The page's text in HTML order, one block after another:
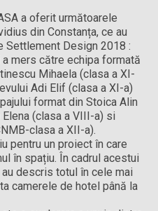
a oferit următoarele
din Constanța, ce au
Settlement Design 2018 :
mers către echipa formată
Mihaela (clasa a XI-
Adi Elif (clasa a XI-a)
format din Stoica Alin
(clasa a VIII-a) si
clasa a XII-a).
pentru un proiect în care
în spațiu. În cadrul acestui
descris totul în cele mai
camerele de hotel până la